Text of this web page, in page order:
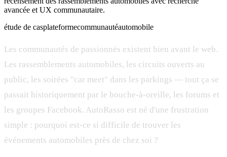
avancée et UX communautaire.
étude de casplateformecommunautéautomobile
Les communautés de passionnés existent bien avant le web.
Les rassemblements automobiles, les circuits ouverts au
public, les soirées "car meet" dans les parkings — tout ça se
passait historiquement par le bouche-à-oreille, les forums et
les groupes Facebook. AutoRasso est né d'une frustration
simple : pourquoi est-ce si difficile de trouver les
événements automobiles près de chez soi ?